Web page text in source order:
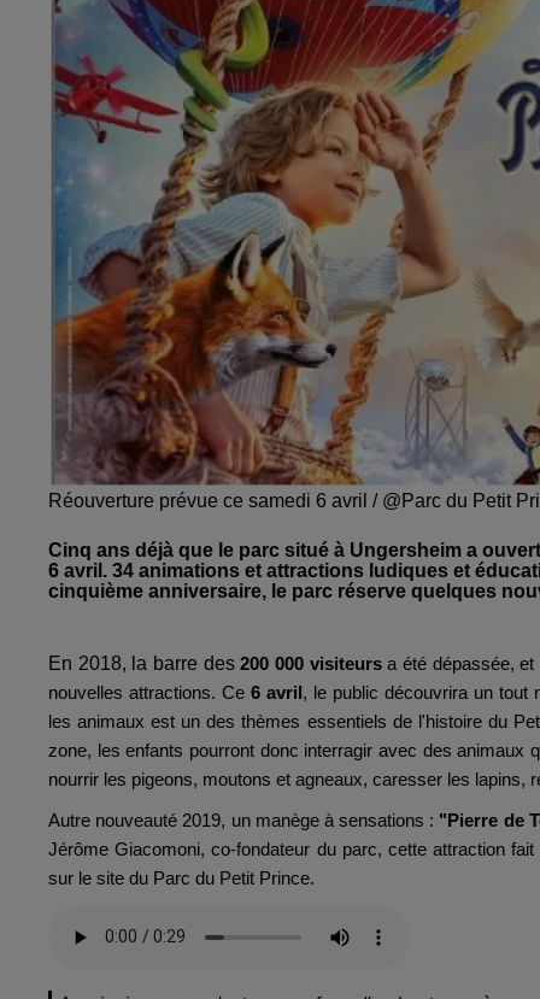
Réouverture prévue ce samedi 6 avril / @Parc du Petit
Cinq ans déjà que le parc situé à Ungersheim a
6 avril. 34 animations et attractions ludiques et
cinquième anniversaire, le parc réserve quelques
En 2018, la barre des200 000 visiteurs a été dépassée,
nouvelles attractions. Ce 6 avril , le public découvrira un tout
les animaux est un des thèmes essentiels de l'histoire du
zone, les enfants pourront donc interragir avec des animaux
nourrir les pigeons, moutons et agneaux, caresser les lapins,
Autre nouveauté 2019, un manège à sensations : "Pierre de
Jérôme Giacomoni, co-fondateur du parc, cette attraction fait
sur le site du Parc du Petit Prince.